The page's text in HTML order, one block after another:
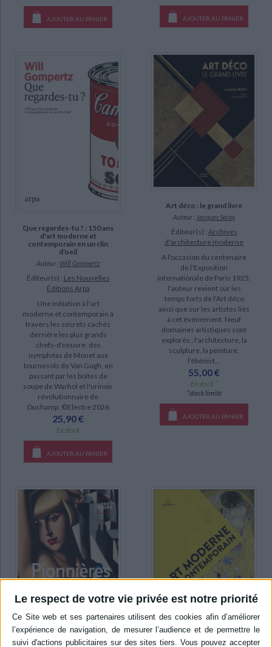
Le respect de votre vie privée est notre priorité
AJOUTER AU PANIER AJOUTER AU PANIER
Que regardes-tu ? : 150 ans
d'art moderne et
contemporain en un clin
d'oeil
Auteur : Will Gompertz
Éditeur(s) : Les Nouvelles
Éditions Arpa
Une initiation à l'art
moderne et contemporain à
travers les secrets cachés
derrière les plus grands
chefs-d'oeuvre, des
nymphéas de Monet aux
tournesols de Van Gogh, en
passant par les boîtes de
soupe de Warhol et l'urinoir
révolutionnaire de
Duchamp. ©Electre 2026
25,90 €
En stock
AJOUTER AU PANIER
Art déco : le grand livre
Auteur : Jacques Seray
Éditeur(s) : Archives
d'architecture moderne
A l'occasion du centenaire
de l'Exposition
internationale de Paris 1925,
l'auteur revient sur les
temps forts de l'Art déco
ainsi que sur les artistes liés
à cet événement. Neuf
domaines artistiques sont
explorés : l'architecture, la
sculpture, la peinture,
l'ébénist...
55,00 €
En stock *
*stock limité
AJOUTER AU PANIER